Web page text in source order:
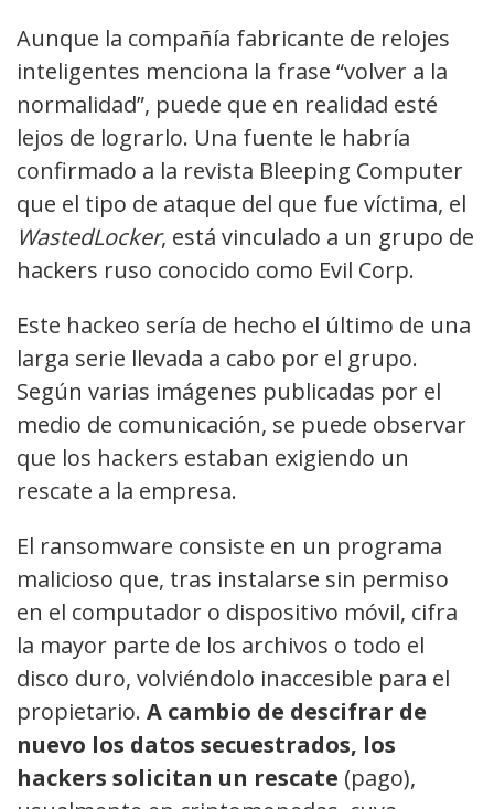
Aunque la compañía fabricante de relojes
inteligentes menciona la frase “volver a la
normalidad”, puede que en realidad esté
lejos de lograrlo. Una fuente le habría
confirmado a la revista Bleeping Computer
que el tipo de ataque del que fue víctima, el
WastedLocker, está vinculado a un grupo de
hackers ruso conocido como Evil Corp.
Este hackeo sería de hecho el último de una
larga serie llevada a cabo por el grupo.
Según varias imágenes publicadas por el
medio de comunicación, se puede observar
que los hackers estaban exigiendo un
rescate a la empresa.
El ransomware consiste en un programa
malicioso que, tras instalarse sin permiso
en el computador o dispositivo móvil, cifra
la mayor parte de los archivos o todo el
disco duro, volviéndolo inaccesible para el
propietario. A cambio de descifrar de
nuevo los datos secuestrados, los
hackers solicitan un rescate (pago),